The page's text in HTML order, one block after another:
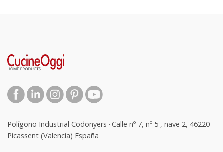
Polígono Industrial Codonyers · Calle nº 7, nº 5 , nave 2, 46220
Picassent (Valencia) España